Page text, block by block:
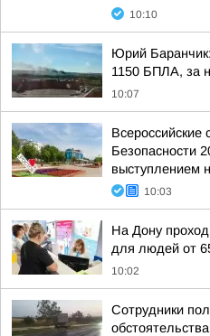
10:10
Юрий
1150 БПЛА, за
10:07
Всероссийские
Безопасности
выступлением
10:03
На Дону
для людей от
10:02
Сотрудники